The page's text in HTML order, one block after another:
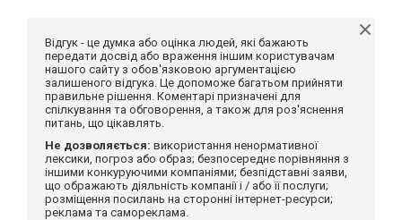
Відгук - це думка або оцінка людей, які бажають
передати досвід або враження іншим користувачам
нашого сайту з обов'язковою аргументацією
залишеного відгука. Це допоможе багатьом прийняти
правильне рішення. Коментарі призначені для
спілкування та обговорення, а також для роз'яснення
питань, що цікавлять.
Не дозволяється: використання ненормативної
лексики, погроз або образ; безпосереднє порівняння з
іншими конкуруючими компаніями; безпідставні заяви,
що ображають діяльність компанії і / або її послуги;
розміщення посилань на сторонні інтернет-ресурси;
реклама та самореклама.